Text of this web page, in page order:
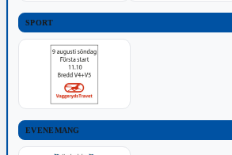
SPORT
EVENEMANG